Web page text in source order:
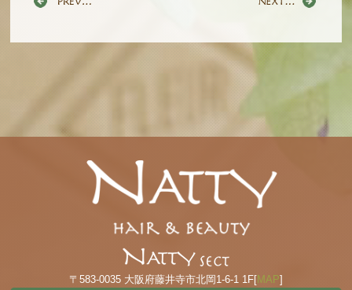
〒583-0035 大阪府藤井寺市北岡1-6-1 1F[MAP]